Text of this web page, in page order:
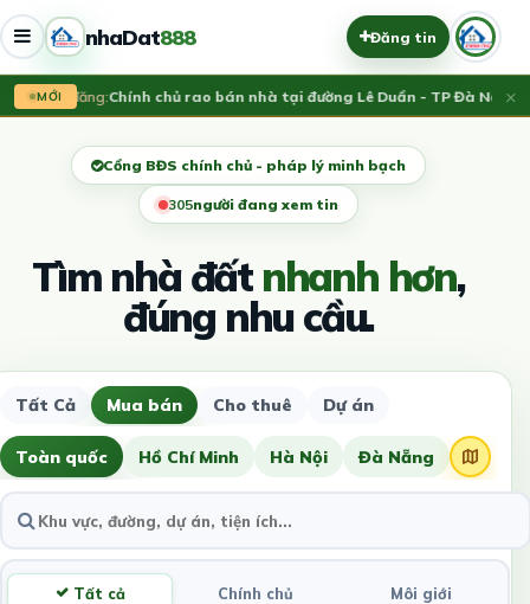
nhaDat888 Đăng tin
MỚI
Vừa đăng:Chính chủ rao bán nhà tại đường Lê Duẩn - TP Đà Nẵng; ×
Cổng BĐS chính chủ - pháp lý minh bạch
308người đang xem tin
Tìm nhà đấtnhanh hơn,
đúng nhu cầu.
Tất Cả Mua bán Cho thuê Dự án
Toàn quốc Hồ Chí Minh Hà Nội Đà Nẵng
Tất cả Chính chủ Môi giới